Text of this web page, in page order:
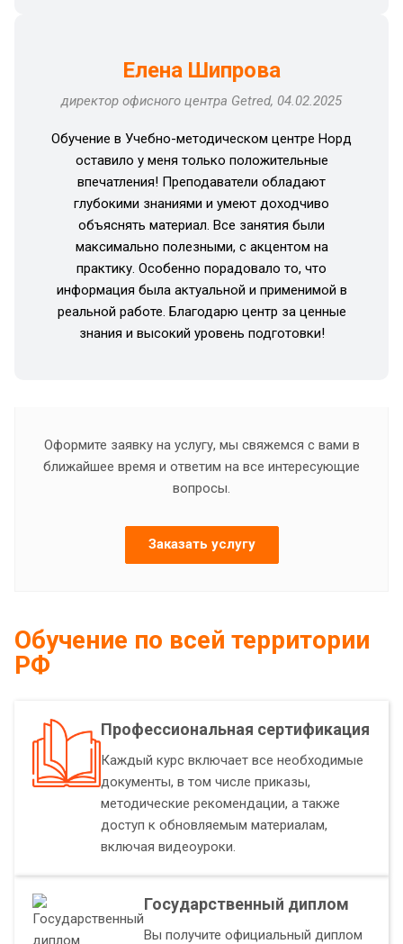
Елена Шипрова
директор офисного центра Getred, 04.02.2025
Обучение в Учебно-методическом центре Норд
оставило у меня только положительные
впечатления! Преподаватели обладают
глубокими знаниями и умеют доходчиво
объяснять материал. Все занятия были
максимально полезными, с акцентом на
практику. Особенно порадовало то, что
информация была актуальной и применимой в
реальной работе. Благодарю центр за ценные
знания и высокий уровень подготовки!
Оформите заявку на услугу, мы свяжемся с вами в
ближайшее время и ответим на все интересующие
вопросы.
Заказать услугу
Обучение по всей территории
РФ
Профессиональная сертификация
Каждый курс включает все необходимые
документы, в том числе приказы,
методические рекомендации, а также
доступ к обновляемым материалам,
включая видеоуроки.
Государственный диплом
Вы получите официальный диплом